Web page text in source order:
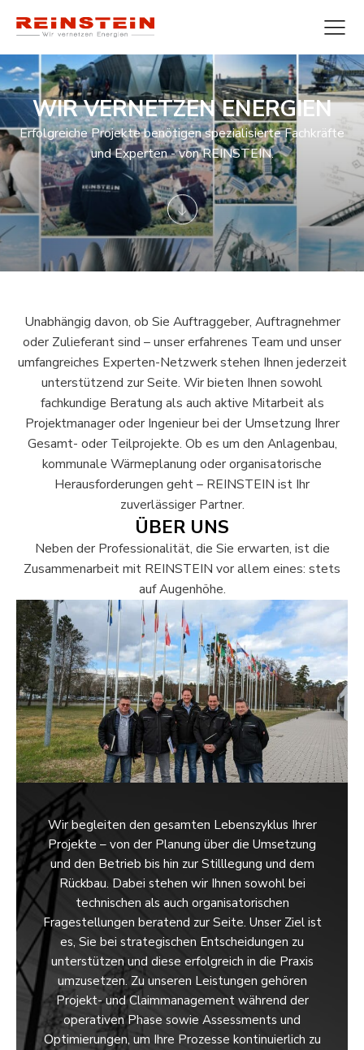
WIR VERNETZEN ENERGIEN
Erfolgreiche Projekte benötigen spezialisierte Fachkräfte
und Experten - von REINSTEIN.
Unabhängig davon, ob Sie Auftraggeber, Auftragnehmer
oder Zulieferant sind – unser erfahrenes Team und unser
umfangreiches Experten-Netzwerk stehen Ihnen jederzeit
unterstützend zur Seite. Wir bieten Ihnen sowohl
fachkundige Beratung als auch aktive Mitarbeit als
Projektmanager oder Ingenieur bei der Umsetzung Ihrer
Gesamt- oder Teilprojekte. Ob es um den Anlagenbau,
kommunale Wärmeplanung oder organisatorische
Herausforderungen geht – REINSTEIN ist Ihr
zuverlässiger Partner.
ÜBER UNS
Neben der Professionalität, die Sie erwarten, ist die
Zusammenarbeit mit REINSTEIN vor allem eines: stets
auf Augenhöhe.
Wir begleiten den gesamten Lebenszyklus Ihrer
Projekte – von der Planung über die Umsetzung
und den Betrieb bis hin zur Stilllegung und dem
Rückbau. Dabei stehen wir Ihnen sowohl bei
technischen als auch organisatorischen
Fragestellungen beratend zur Seite. Unser Ziel ist
es, Sie bei strategischen Entscheidungen zu
unterstützen und diese erfolgreich in die Praxis
umzusetzen. Zu unseren Leistungen gehören
Projekt- und Claimmanagement während der
operativen Phase sowie Assessments und
Optimierungen, um Ihre Prozesse kontinuierlich zu